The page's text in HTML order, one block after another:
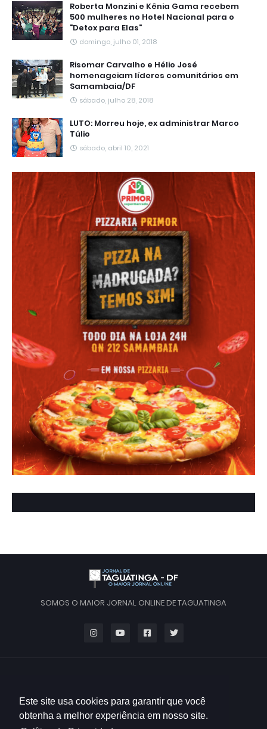
Este site usa cookies para garantir que você
obtenha a melhor experiência em nosso site.
Roberta Monzini e Kênia Gama recebem
500 mulheres no Hotel Nacional para o
"Detox para Elas"
domingo, julho 01, 2018
Risomar Carvalho e Hélio José
homenageiam líderes comunitários em
Samambaia/DF
sábado, julho 28, 2018
LUTO: Morreu hoje, ex administrar Marco
Túlio
sábado, abril 10, 2021
SOMOS O MAIOR JORNAL ONLINE DE TAGUATINGA